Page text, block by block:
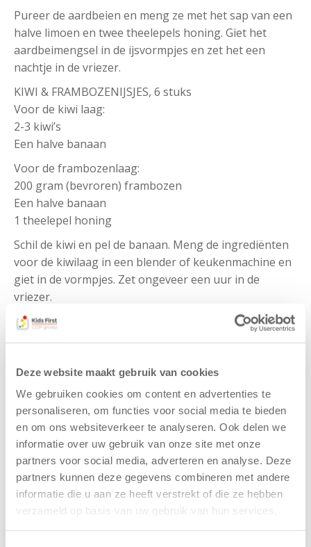
Deze website maakt gebruik van cookies
We gebruiken cookies om content en advertenties te
personaliseren, om functies voor social media te bieden
en om ons websiteverkeer te analyseren. Ook delen we
informatie over uw gebruik van onze site met onze
partners voor social media, adverteren en analyse. Deze
partners kunnen deze gegevens combineren met andere
informatie die u aan ze heeft verstrekt of die ze hebben
verzameld op basis van uw gebruik van hun services.
Pureer de aardbeien en meng ze met het sap van een
halve limoen en twee theelepels honing. Giet het
aardbeimengsel in de ijsvormpjes en zet het een
nachtje in de vriezer.
KIWI & FRAMBOZENIJSJES, 6 stuks
Voor de kiwi laag:
2-3 kiwi’s
Een halve banaan
Voor de frambozenlaag:
200 gram (bevroren) frambozen
Een halve banaan
1 theelepel honing
Schil de kiwi en pel de banaan. Meng de ingrediënten
voor de kiwilaag in een blender of keukenmachine en
giet in de vormpjes. Zet ongeveer een uur in de
vriezer.
Meng vervolgens ook de ingrediënten voor de
frambozenlaag. Schep dit tot helemaal bovenin in de
YOGHURTIJSJES, 6 stuks
300 gram yoghurt
300 gram fruit, bijvoorbeeld mango, banaan en
aardbei
Eventueel 1 eetlepel honing
Doe de yoghurt en het fruit in een blender. Blend het
geheel tot een gladde massa. Voeg eventueel wat
honing toe om het iets zoeter te maken. Giet in de